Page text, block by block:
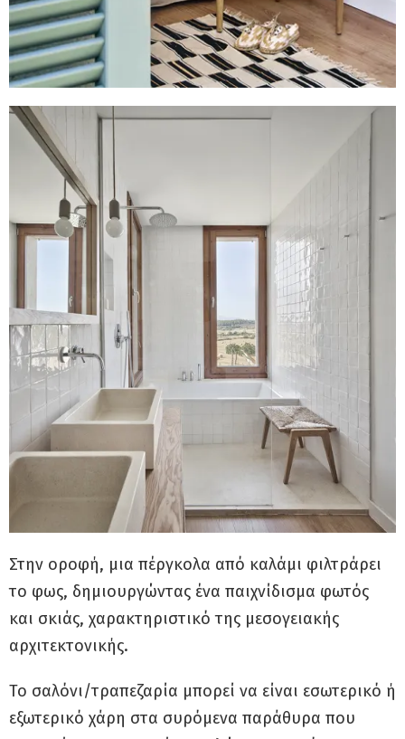
Στην οροφή, μια πέργκολα από καλάμι φιλτράρει
το φως, δημιουργώντας ένα παιχνίδισμα φωτός
και σκιάς, χαρακτηριστικό της μεσογειακής
αρχιτεκτονικής.
Το σαλόνι/τραπεζαρία μπορεί να είναι εσωτερικό ή
εξωτερικό χάρη στα συρόμενα παράθυρα που